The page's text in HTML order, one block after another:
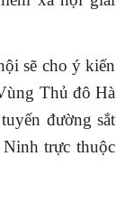
sẽ cho ý kiến
Thủ đô Hà
đường sắt
trực thuộc